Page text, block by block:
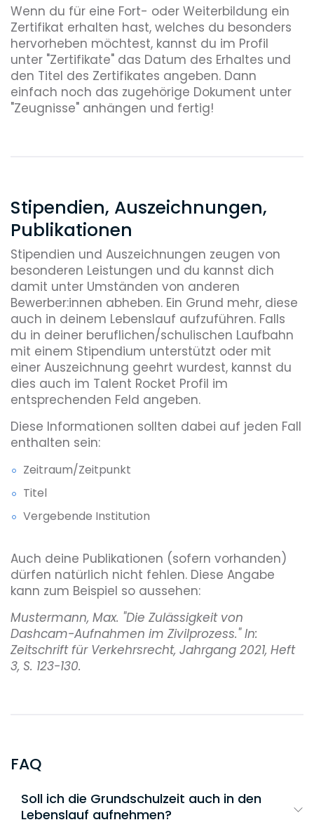
Wenn du für eine Fort- oder Weiterbildung ein
Zertifikat erhalten hast, welches du besonders
hervorheben möchtest, kannst du im Profil
unter "Zertifikate" das Datum des Erhaltes und
den Titel des Zertifikates angeben. Dann
einfach noch das zugehörige Dokument unter
"Zeugnisse" anhängen und fertig!
Stipendien, Auszeichnungen,
Publikationen
Stipendien und Auszeichnungen zeugen von
besonderen Leistungen und du kannst dich
damit unter Umständen von anderen
Bewerber:innen abheben. Ein Grund mehr, diese
auch in deinem Lebenslauf aufzuführen. Falls
du in deiner beruflichen/schulischen Laufbahn
mit einem Stipendium unterstützt oder mit
einer Auszeichnung geehrt wurdest, kannst du
dies auch im Talent Rocket Profil im
entsprechenden Feld angeben.
Diese Informationen sollten dabei auf jeden Fall
enthalten sein:
Zeitraum/Zeitpunkt
Titel
Vergebende Institution
Auch deine Publikationen (sofern vorhanden)
dürfen natürlich nicht fehlen. Diese Angabe
kann zum Beispiel so aussehen:
Mustermann, Max. "Die Zulässigkeit von
Dashcam-Aufnahmen im Zivilprozess." In:
Zeitschrift für Verkehrsrecht, Jahrgang 2021, Heft
3, S. 123-130.
FAQ
Soll ich die Grundschulzeit auch in den
Lebenslauf aufnehmen?